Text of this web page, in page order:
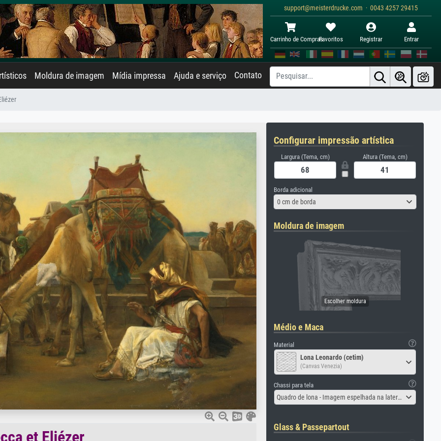
support@meisterdrucke.com · 0043 4257 29415
Carrinho de ComprasFavoritos Registrar Entrar
Moldura de imagem Mídia impressa Ajuda e serviço Contato
et Eliézer
Configurar impressão artística
Largura (Tema, cm) Altura (Tema, cm)
Borda adicional
0 cm de borda
Moldura de imagem
Médio e Maca
Material
Lona Leonardo (cetim)
(Canvas Venezia)
Chassi para tela
Quadro de lona - Imagem espelhada na lateral
Glass & Passepartout